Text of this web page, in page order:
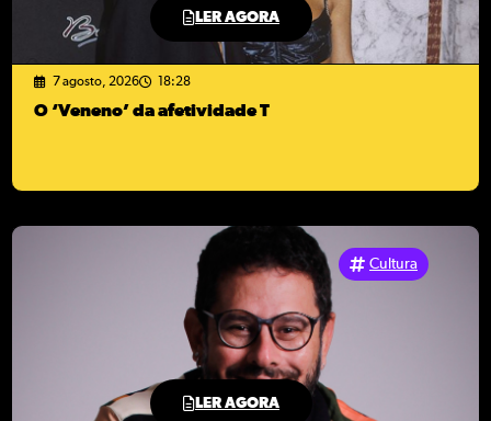
LER AGORA
7 agosto, 2026 18:28
O ‘Veneno’ da afetividade T
LER AGORA
Cultura